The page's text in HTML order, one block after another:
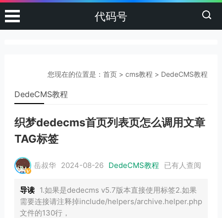
代码号
您现在的位置是：首页 >cms教程 > DedeCMS教程
DedeCMS教程
织梦dedecms首页列表页怎么调用文章
TAG标签
岳叔华 2024-08-26 DedeCMS教程 已有人查阅
导读 1.如果是dedecms v5.7版本直接使用标签2.如果
需要连接请注释掉include/helpers/archive.helper.php
文件的130行，